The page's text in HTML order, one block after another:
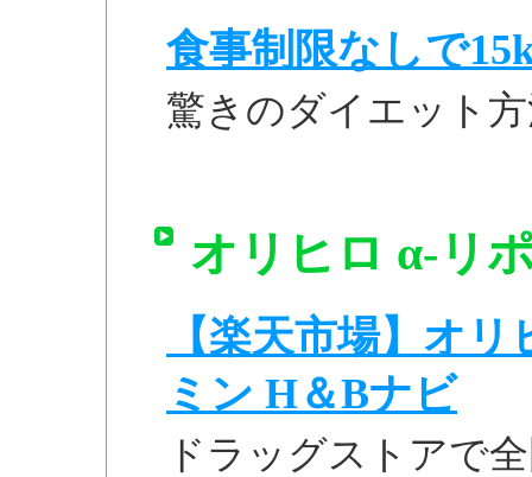
食事制限なしで
驚きのダイエット
オリヒロ α-リ
【楽天市場】オ
ミン H＆Bナビ
ドラッグストアで